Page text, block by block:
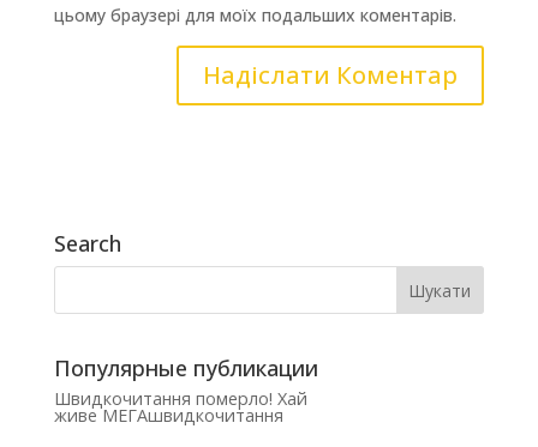
цьому браузері для моїх подальших коментарів.
Search
Популярные публикации
Швидкочитання померло! Хай
живе МЕГАшвидкочитання